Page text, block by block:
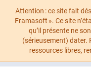
Attention : ce site fait
Framasoft ». Ce site
qu’il présente ne
(sérieusement) dater.
ressources libres,